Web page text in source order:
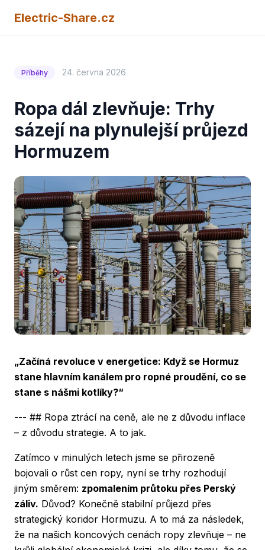
Electric-Share.cz
Příběhy 24. června 2026
Ropa dál zlevňuje: Trhy
sázejí na plynulejší průjezd
Hormuzem
„Začíná revoluce v energetice: Když se Hormuz
stane hlavním kanálem pro ropné proudění, co se
stane s nášmi kotlíky?“
--- ## Ropa ztrácí na ceně, ale ne z důvodu inflace
– z důvodu strategie. A to jak.
Zatímco v minulých letech jsme se přirozeně
bojovali o růst cen ropy, nyní se trhy rozhodují
jiným směrem: zpomalením průtoku přes Perský
záliv. Důvod? Konečně stabilní průjezd přes
strategický koridor Hormuzu. A to má za následek,
že na našich koncových cenách ropy zlevňuje – ne